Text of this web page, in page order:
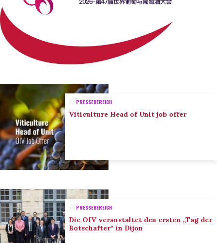
PRESSEBEREICH
Viticulture Head of Unit job offer
PRESSEBEREICH
Die OIV veranstaltet den ersten „Tag der
Botschafter“ in Dijon